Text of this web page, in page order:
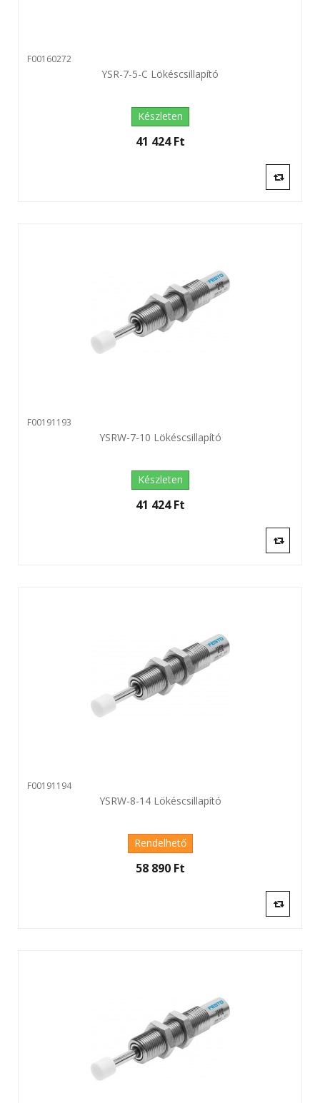
F00160272
YSR-7-5-C Lökéscsillapító
Készleten
41 424 Ft‎
F00191193
YSRW-7-10 Lökéscsillapító
Készleten
41 424 Ft‎
F00191194
YSRW-8-14 Lökéscsillapító
Rendelhető
58 890 Ft‎